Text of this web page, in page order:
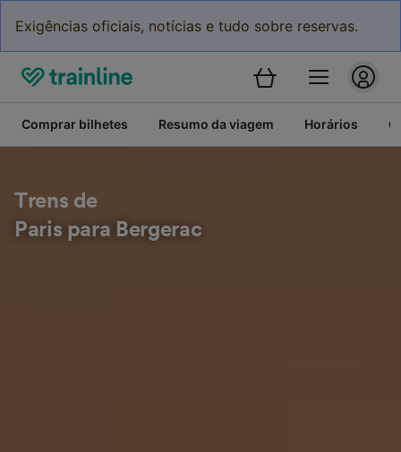
Exigências oficiais, notícias e tudo sobre reservas.
Comprar bilhetes Resumo da viagem Horários
Trens de
Paris para Bergerac